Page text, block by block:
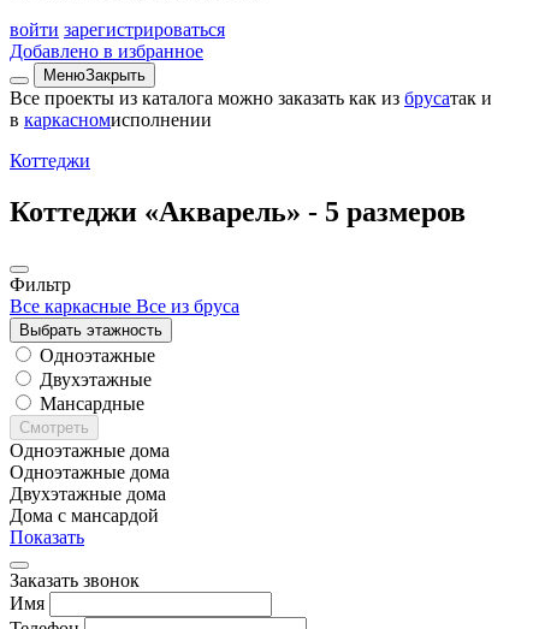
войти зарегистрироваться
Добавлено в избранное
МенюЗакрыть
Все проекты из каталога можно заказать как из брусатак и
в каркасномисполнении
Коттеджи
Коттеджи «Акварель» - 5 размеров
Фильтр
Все каркасные Все из бруса
Выбрать этажность
Одноэтажные
Двухэтажные
Мансардные
Смотреть
Одноэтажные дома
Одноэтажные дома
Двухэтажные дома
Дома с мансардой
Показать
Заказать звонок
Имя